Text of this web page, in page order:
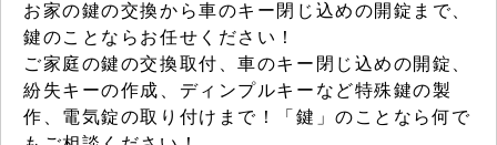
お家の鍵の交換から車のキー閉じ込めの開錠まで、
鍵のことならお任せください！
ご家庭の鍵の交換取付、車のキー閉じ込めの開錠、
紛失キーの作成、ディンプルキーなど特殊鍵の製
作、電気錠の取り付けまで！「鍵」のことなら何で